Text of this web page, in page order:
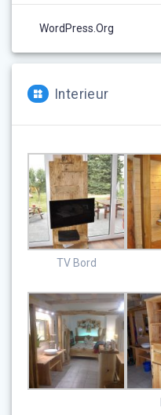
WordPress.org
Interieur
TV Bord